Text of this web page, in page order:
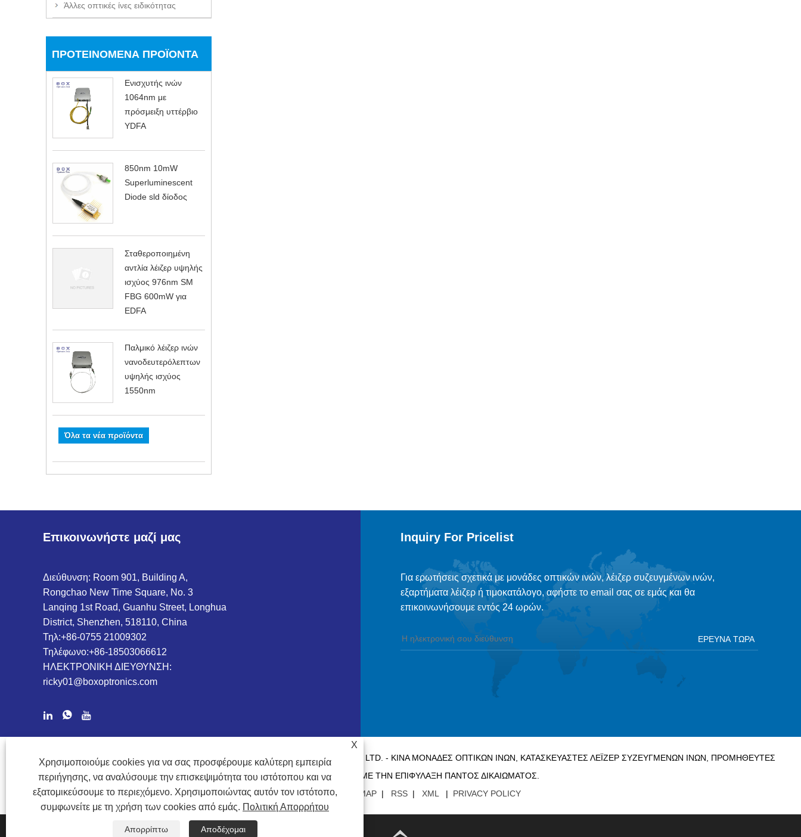
Άλλες οπτικές ίνες ειδικότητας
ΠΡΟΤΕΙΝΌΜΕΝΑ ΠΡΟΪΌΝΤΑ
Ενισχυτής ινών
1064nm με
πρόσμειξη υττέρβιο
YDFA
850nm 10mW
Superluminescent
Diode sld δίοδος
Σταθεροποιημένη
αντλία λέιζερ υψηλής
ισχύος 976nm SM
FBG 600mW για
EDFA
Παλμικό λέιζερ ινών
νανοδευτερόλεπτων
υψηλής ισχύος
1550nm
Όλα τα νέα προϊόντα
X
Χρησιμοποιούμε cookies για να σας προσφέρουμε καλύτερη εμπειρία
περιήγησης, να αναλύσουμε την επισκεψιμότητα του ιστότοπου και να
εξατομικεύσουμε το περιεχόμενο. Χρησιμοποιώντας αυτόν τον ιστότοπο,
συμφωνείτε με τη χρήση των cookies από εμάς. Πολιτική Απορρήτου
Απορρίπτω Αποδέχομαι
Επικοινωνήστε μαζί μας
Διεύθυνση: Room 901, Building A,
Rongchao New Time Square, No. 3
Lanqing 1st Road, Guanhu Street, Longhua
District, Shenzhen, 518110, China
Τηλ:+86-0755 21009302
Τηλέφωνο:+86-18503066612
ΗΛΕΚΤΡΟΝΙΚΗ ΔΙΕΥΘΥΝΣΗ:
ricky01@boxoptronics.com
Inquiry For Pricelist
Για ερωτήσεις σχετικά με μονάδες οπτικών ινών, λέιζερ συζευγμένων ινών,
εξαρτήματα λέιζερ ή τιμοκατάλογο, αφήστε το email σας σε εμάς και θα
επικοινωνήσουμε εντός 24 ωρών.
ΠΝΕΥΜΑΤΙΚΆ ΔΙΚΑΙΏΜΑΤΑ @ 2020 SHENZHEN BOX OPTRONICS TECHNOLOGY CO., LTD. - ΚΊΝΑ ΜΟΝΆΔΕΣ ΟΠΤΙΚΏΝ ΙΝΏΝ, ΚΑΤΑΣΚΕΥΑΣΤΈΣ ΛΈΙΖΕΡ ΣΥΖΕΥΓΜΈΝΩΝ ΙΝΏΝ, ΠΡΟΜΗΘΕΥΤΈΣ
ΕΞΑΡΤΗΜΆΤΩΝ ΛΈΙΖΕΡ ΜΕ ΤΗΝ ΕΠΙΦΎΛΑΞΗ ΠΑΝΤΌΣ ΔΙΚΑΙΏΜΑΤΟΣ.
ΣΥΝΔΈΣΕΙΣ| SITEMAP | RSS | XML | PRIVACY POLICY